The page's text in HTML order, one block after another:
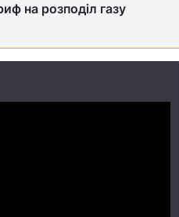
на розподіл газу